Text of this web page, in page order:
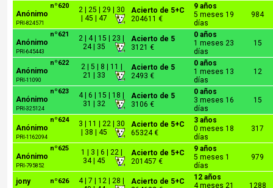
nº620
Anónimo
PRI-824571
2 | 25 | 29 | 30
| 45 | 47
Acierto de 5+C
204611 €
9 años
5 meses 19
días
984
nº621
Anónimo
PRI-645443
2 | 4 | 15 | 23 |
24 | 35
Acierto de 5
3121 €
0 años
1 meses 23
días
15
nº622
Anónimo
PRI-11090
2 | 5 | 8 | 11 |
21 | 33
Acierto de 5
2493 €
0 años
1 meses 13
días
12
nº623
Anónimo
PRI-325124
4 | 6 | 15 | 18 |
31 | 32
Acierto de 5
3106 €
0 años
3 meses 16
días
15
nº624
Anónimo
PRI-1162094
3 | 11 | 22 | 30
| 38 | 45
Acierto de 5+C
65324 €
3 años
0 meses 18
días
317
nº625
Anónimo
PRI-795852
1 | 3 | 6 | 22 |
34 | 45
Acierto de 5+C
201457 €
9 años
5 meses 1
días
979
nº626
jony
4 | 7 | 12 | 28 |
Acierto de 5+C
12 años
4 meses 21
1288